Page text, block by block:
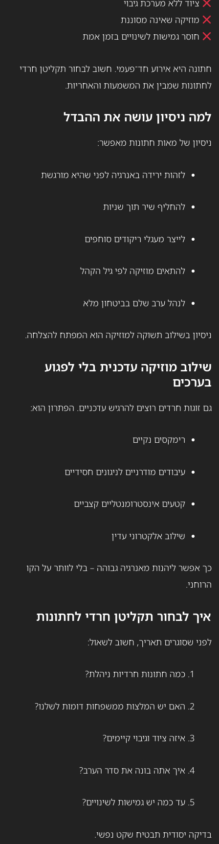
ציוד ללא מערכת גיבוי
מוזיקה שאינה מסוננת
חוסר גמישות לשינויים בזמן אמת
חתונה היא אירוע חד־פעמי. חשוב לבחור תקליטן חרדי
לחתונות שמבין את המשמעות והאחריות.
למה ניסיון עושה את ההבדל
ניסיון של מאות חתונות מאפשר:
לזהות ירידה באנרגיה לפני שהיא מורגשת
להחליף שיר תוך שניות
לייצר מעגלי ריקודים סוחפים
להתאים מוזיקה לפי גיל הקהל
לנהל ערב שלם בביטחון מלא
ניסיון בשילוב תשוקה למוזיקה הוא המפתח להצלחה.
שילוב מוזיקה עדכנית בלי לפגוע
בערכים
גם זוגות חרדים רוצים להרגיש עדכניים. הפתרון הוא:
רימקסים נקיים
עיבודים מודרניים לניגונים חסידיים
קטעים אינסטרומנטליים קצביים
שילוב אלקטרוני עדין
כך אפשר ליהנות מאנרגיה גבוהה – בלי לוותר על הקו
הרוחני.
איך לבחור תקליטן חרדי לחתונות
לפני שסוגרים תאריך, חשוב לשאול:
כמה חתונות חרדיות ניהלת?
האם יש המלצות ממשפחות דומות לשלנו?
איזה ציוד וגיבוי קיימים?
איך אתה בונה את סדר הערב?
עד כמה יש גמישות לשינויים?
בדיקה יסודית תבטיח שקט נפשי.